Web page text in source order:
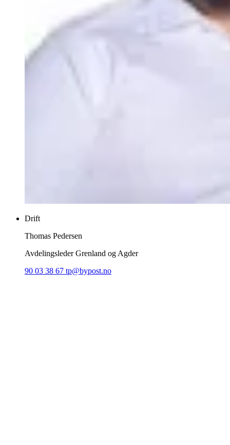
Drift
Thomas Pedersen
Avdelingsleder Grenland og Agder
90 03 38 67 tp@bypost.no